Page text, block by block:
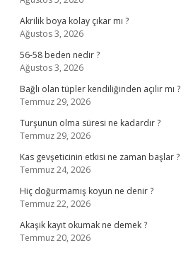
Akrilik boya kolay çıkar mı ?
Ağustos 3, 2026
56-58 beden nedir ?
Ağustos 3, 2026
Bağlı olan tüpler kendiliğinden açılır mı ?
Temmuz 29, 2026
Turşunun olma süresi ne kadardır ?
Temmuz 29, 2026
Kas gevşeticinin etkisi ne zaman başlar ?
Temmuz 24, 2026
Hiç doğurmamış koyun ne denir ?
Temmuz 22, 2026
Akaşik kayıt okumak ne demek ?
Temmuz 20, 2026